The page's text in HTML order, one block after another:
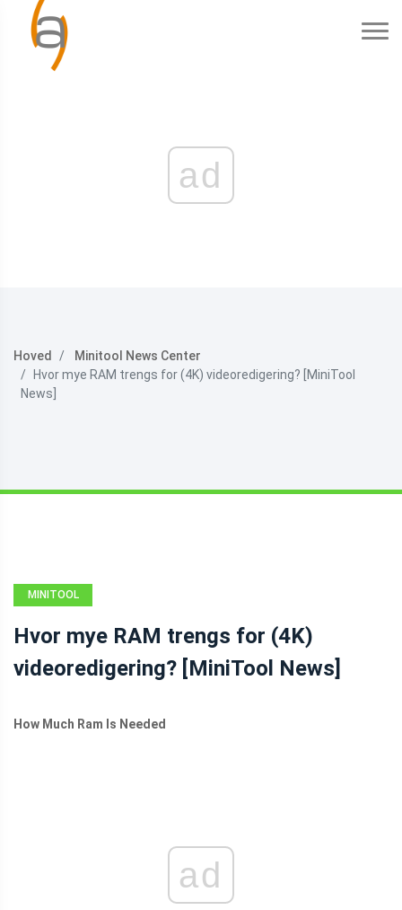
ad
Hoved
Minitool News Center
Hvor mye RAM trengs for (4K) videoredigering? [MiniTool
News]
MINITOOL
Hvor mye RAM trengs for (4K)
videoredigering? [MiniTool News]
How Much Ram Is Needed
ad